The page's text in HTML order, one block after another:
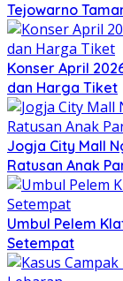
Tejowarno
Konser April
dan Harga Tiket
Jogja City Mall
Ratusan Anak
Umbul Pelem
Setempat